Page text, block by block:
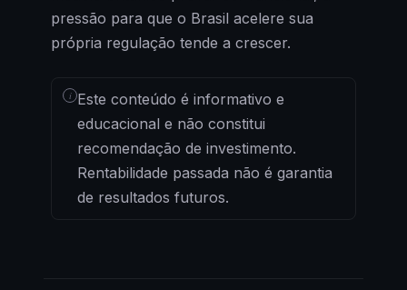
pressão para que o Brasil acelere sua
própria regulação tende a crescer.
i Este conteúdo é informativo e
educacional e não constitui
recomendação de investimento.
Rentabilidade passada não é garantia
de resultados futuros.